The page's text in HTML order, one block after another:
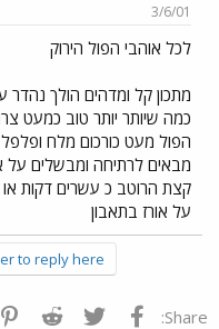
ש
א
ר
3/6/01
לכל אוהבי הפול הירוק
מתכון קל ומדהים הולך נהדר
כמה שיותר יותר טוב כמעט
הפול מעט כורכום מלח
מבאים לרתיחה ומבשלים
קצת הרוטב כ עשרים דקות או
על אורז בתאבון
to reply here.
Share: פייסבוק Twitter